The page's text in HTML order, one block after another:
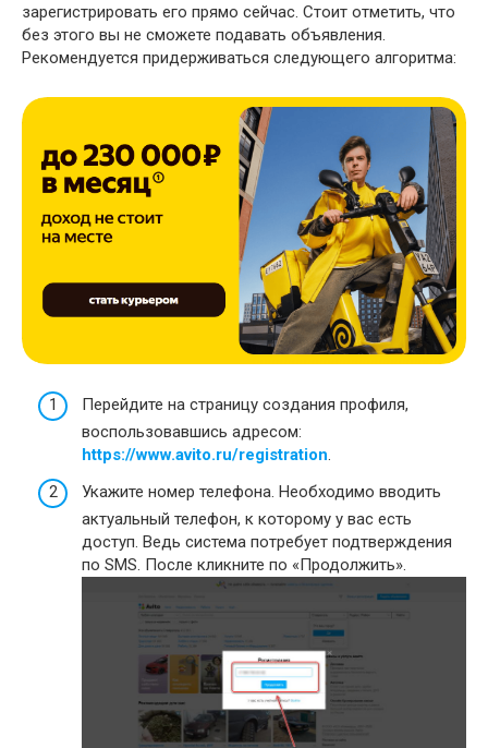
зарегистрировать его прямо сейчас. Стоит отметить, что
без этого вы не сможете подавать объявления.
Рекомендуется придерживаться следующего алгоритма:
Перейдите на страницу создания профиля,
воспользовавшись адресом:
https://www.avito.ru/registration.
Укажите номер телефона. Необходимо вводить
актуальный телефон, к которому у вас есть
доступ. Ведь система потребует подтверждения
по SMS. После кликните по «Продолжить».